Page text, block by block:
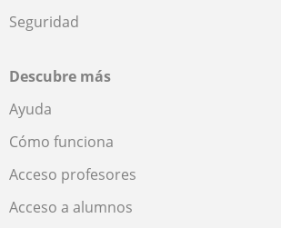
Seguridad
Descubre más
Ayuda
Cómo funciona
Acceso profesores
Acceso a alumnos